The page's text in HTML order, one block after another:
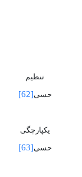
تنظیم
حسی[62]
یکپارچگی
حسی[63]